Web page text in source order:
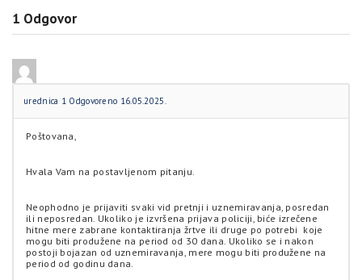
1 Odgovor
urednica 1 Odgovoreno 16.05.2025.
Poštovana,
Hvala Vam na postavljenom pitanju.
Neophodno je prijaviti svaki vid pretnji i uznemiravanja, posredan
ili neposredan. Ukoliko je izvršena prijava policiji, biće izrečene
hitne mere zabrane kontaktiranja žrtve ili druge po potrebi koje
mogu biti produžene na period od 30 dana. Ukoliko se i nakon
postoji bojazan od uznemiravanja, mere mogu biti produžene na
period od godinu dana.